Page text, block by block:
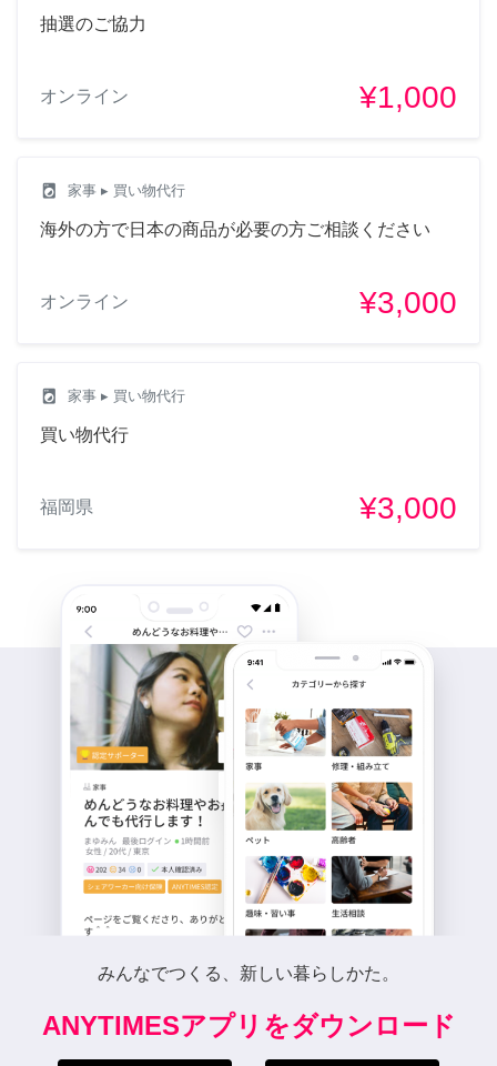
抽選のご協力
オンライン ¥1,000
local_laundry_service 家事 ▸ 買い物代行
海外の方で日本の商品が必要の方ご相談ください
オンライン ¥3,000
local_laundry_service 家事 ▸ 買い物代行
買い物代行
福岡県 ¥3,000
みんなでつくる、新しい暮らしかた。
ANYTIMESアプリをダウンロード